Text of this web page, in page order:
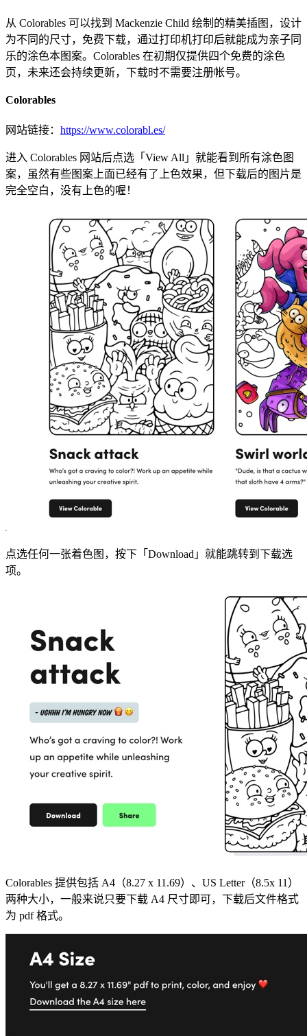
从 Colorables 可以找到 Mackenzie Child 绘制的精美插图，设计
为不同的尺寸，免费下载，通过打印机打印后就能成为亲子同
乐的涂色本图案。Colorables 在初期仅提供四个免费的涂色
页，未来还会持续更新，下载时不需要注册帐号。
Colorables
网站链接： https://www.colorabl.es/
进入 Colorables 网站后点选「View All」就能看到所有涂色图
案，虽然有些图案上面已经有了上色效果，但下载后的图片是
完全空白，没有上色的喔！
点选任何一张着色图，按下「Download」就能跳转到下载选
项。
Colorables 提供包括 A4（8.27 x 11.69）、US Letter（8.5x 11）
两种大小，一般来说只要下载 A4 尺寸即可，下载后文件格式
为 pdf 格式。